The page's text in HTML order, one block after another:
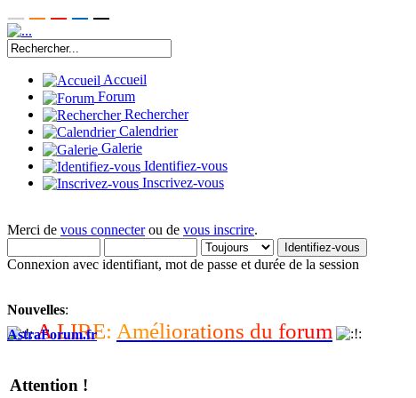
Accueil
Forum
Rechercher
Calendrier
Galerie
Identifiez-vous
Inscrivez-vous
Merci de vous connecterou de vous inscrire.
Connexion avec identifiant, mot de passe et durée de la session
Nouvelles:
A LIRE: Améliorations du forum
AstraForum.fr
Attention !